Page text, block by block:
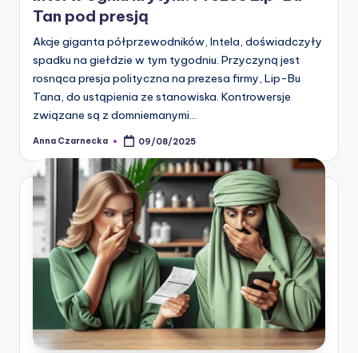
Tan pod presją
Akcje giganta półprzewodników, Intela, doświadczyły
spadku na giełdzie w tym tygodniu. Przyczyną jest
rosnąca presja polityczna na prezesa firmy, Lip-Bu
Tana, do ustąpienia ze stanowiska. Kontrowersje
związane są z domniemanymi…
Posted
Anna Czarnecka 09/08/2025